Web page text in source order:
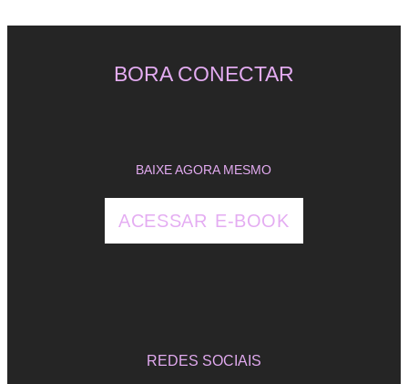
BORA CONECTAR
BAIXE AGORA MESMO
ACESSAR E-BOOK
REDES SOCIAIS